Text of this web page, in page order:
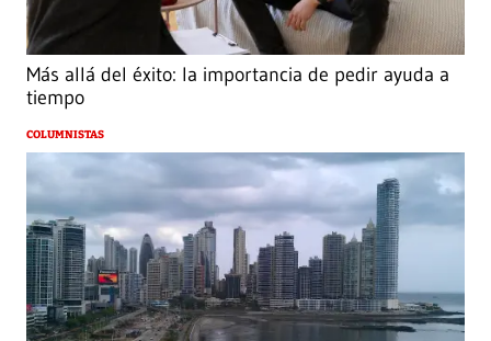
Más allá del éxito: la importancia de pedir ayuda a
tiempo
COLUMNISTAS